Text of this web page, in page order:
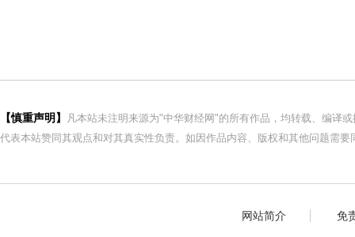
【慎重声明】
凡本站未注明来源为"中华财经网"的所有作品，均转载、编译
代表本站赞同其观点和对其真实性负责。如因作品内容、版权和其他问题需
网站简介 免